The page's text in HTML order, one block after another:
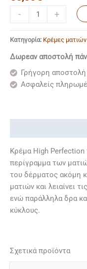
- +
Κατηγορία: Κρέμες ματιών
Δωρεαν αποστολή
Γρήγορη αποστολή
Ασφαλείς
Κρέμα High Perfection
περίγραμμα των
του δέρματος ακόμη
ματιών και λειαίνει
ενώ παράλληλα δρα
κύκλους.
Σχετικά προϊόντα